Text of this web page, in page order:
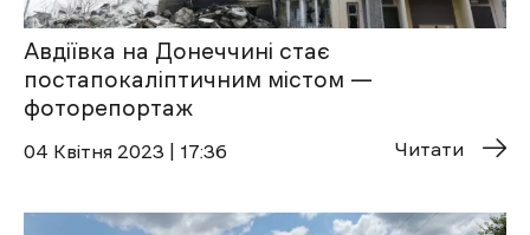
Авдіївка на Донеччині стає
постапокаліптичним містом —
фоторепортаж
04 Квітня 2023 | 17:36 Читати